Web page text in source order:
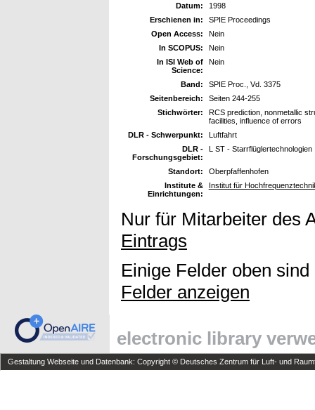
Datum:
1998
Erschienen in:
SPIE Proceedings
Open Access:
Nein
In SCOPUS:
Nein
In ISI Web of
Science:
Nein
Band:
SPIE Proc., Vd. 3375
Seitenbereich:
Seiten 244-255
Stichwörter:
RCS prediction, nonmetallic
facilities, influence of errors
DLR - Schwerpunkt:
Luftfahrt
DLR -
Forschungsgebiet:
L ST - Starrflüglertechnologien
Standort:
Oberpfaffenhofen
Institute &
Einrichtungen:
Institut für
Nur für Mitarbeiter des
Eintrags
Einige Felder oben
Felder anzeigen
electronic library
Gestaltung Webseite und Datenbank: Copyright © Deutsches Zentrum für Luft- und